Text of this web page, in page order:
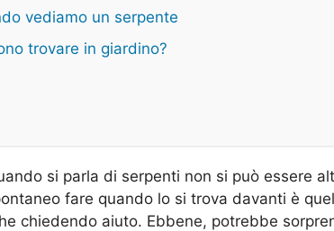
vediamo un serpente
trovare in giardino?
si parla di serpenti non si può essere
fare quando lo si trova davanti è
chiedendo aiuto. Ebbene, potrebbe